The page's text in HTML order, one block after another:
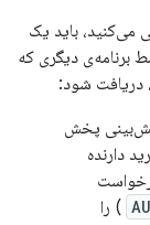
می‌کنید، باید یک
دیگری که
شود:
پخش
دارنده
) را